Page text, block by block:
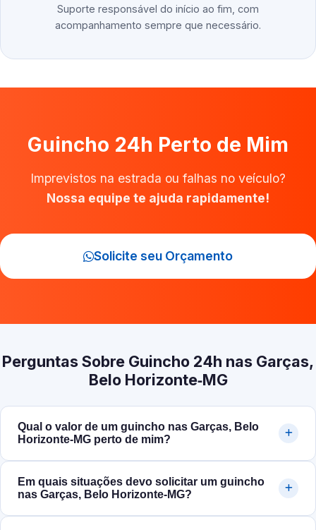
Suporte responsável do início ao fim, com
acompanhamento sempre que necessário.
Guincho 24h Perto de Mim
Imprevistos na estrada ou falhas no veículo?
Nossa equipe te ajuda rapidamente!
Solicite seu Orçamento
Perguntas Sobre Guincho 24h nas Garças,
Belo Horizonte‑MG
Qual o valor de um guincho nas Garças, Belo
Horizonte‑MG perto de mim?
Em quais situações devo solicitar um guincho
nas Garças, Belo Horizonte‑MG?